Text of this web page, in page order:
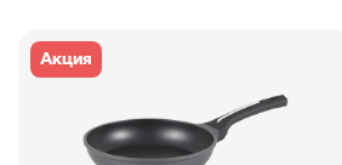
Акция